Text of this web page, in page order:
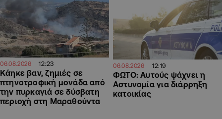
06.08.2026 12:23
Κάηκε βαν, ζημιές σε
πτηνοτροφική μονάδα από
την πυρκαγιά σε δύσβατη
περιοχή στη Μαραθούντα
06.08.2026 12:19
ΦΩΤΟ: Αυτούς ψάχνει η
Αστυνομία για διάρρηξη
κατοικίας